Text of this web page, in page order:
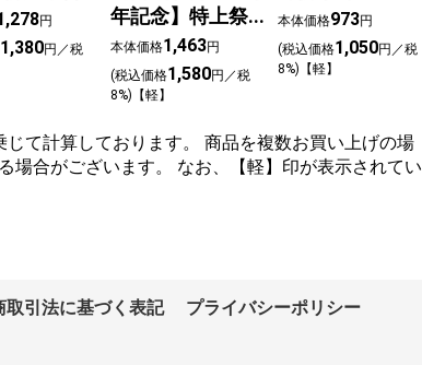
円
1,380円／税
年記念】特上祭
ずし
本体価格1,463円
(税込価格1,580円／税
8%)【軽】
本体価格973円
(税込価格1,050円／税
8%)【軽】
て計算しております。 商品を複数お買い上げの場
場合がございます。 なお、【軽】印が表示されてい
取引法に基づく表記 プライバシーポリシー